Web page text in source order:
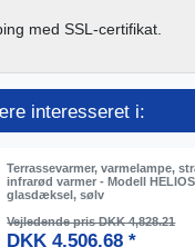
med SSL-certifikat.
interesseret i:
Terrassevarmer, varmelampe,
infrarød varmer - Modell
glasdæksel, sølv
Vejledende pris DKK 4,828.21
DKK 4,506.68 *